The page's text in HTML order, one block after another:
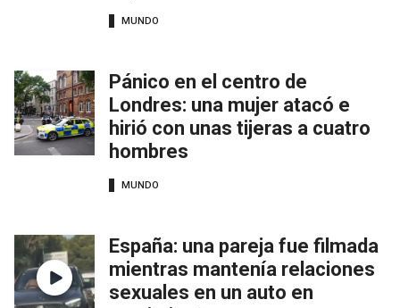
MUNDO
Pánico en el centro de
Londres: una mujer atacó e
hirió con unas tijeras a cuatro
hombres
MUNDO
España: una pareja fue filmada
mientras mantenía relaciones
sexuales en un auto en